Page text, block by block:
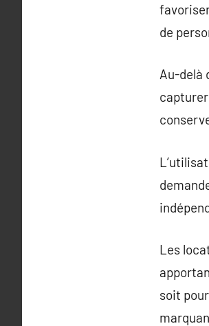
de
Au-delà
Les
soit